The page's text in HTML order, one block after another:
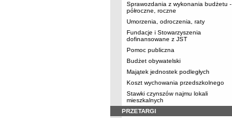
Sprawozdania z wykonania budżetu -
półroczne, roczne
Umorzenia, odroczenia, raty
Fundacje i Stowarzyszenia
dofinansowane z JST
Pomoc publiczna
Budżet obywatelski
Majątek jednostek podległych
Koszt wychowania przedszkolnego
Stawki czynszów najmu lokali
mieszkalnych
PRZETARGI